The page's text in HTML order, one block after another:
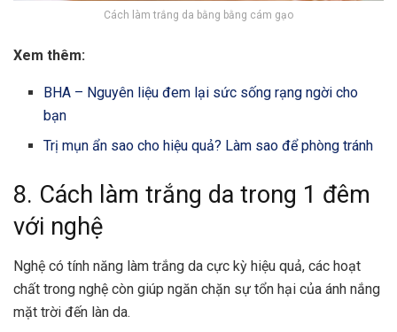
Cách làm trắng da bằng bằng cám gạo
Xem thêm:
BHA – Nguyên liệu đem lại sức sống rạng ngời cho
bạn
Trị mụn ẩn sao cho hiệu quả? Làm sao để phòng tránh
8. Cách làm trắng da trong 1 đêm
với nghệ
Nghệ có tính năng làm trắng da cực kỳ hiệu quả, các hoạt
chất trong nghệ còn giúp ngăn chặn sự tổn hại của ánh nắng
mặt trời đến làn da.